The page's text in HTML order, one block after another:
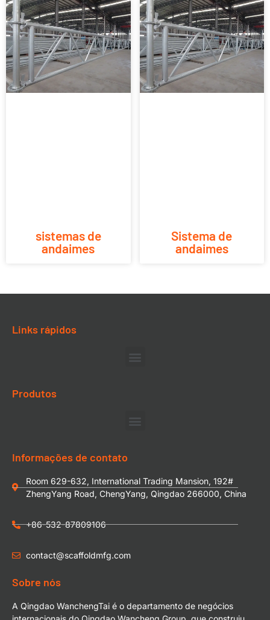
sistemas de
andaimes
Sistema de
andaimes
Links rápidos
Produtos
Informações de contato
Room 629-632, International Trading Mansion, 192#
ZhengYang Road, ChengYang, Qingdao 266000, China
+86-532-87809106
contact@scaffoldmfg.com
Sobre nós
A Qingdao WanchengTai é o departamento de negócios